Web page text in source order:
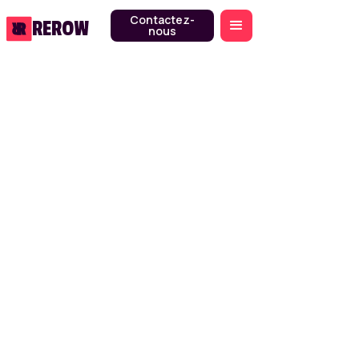
REROW Contactez-
nous